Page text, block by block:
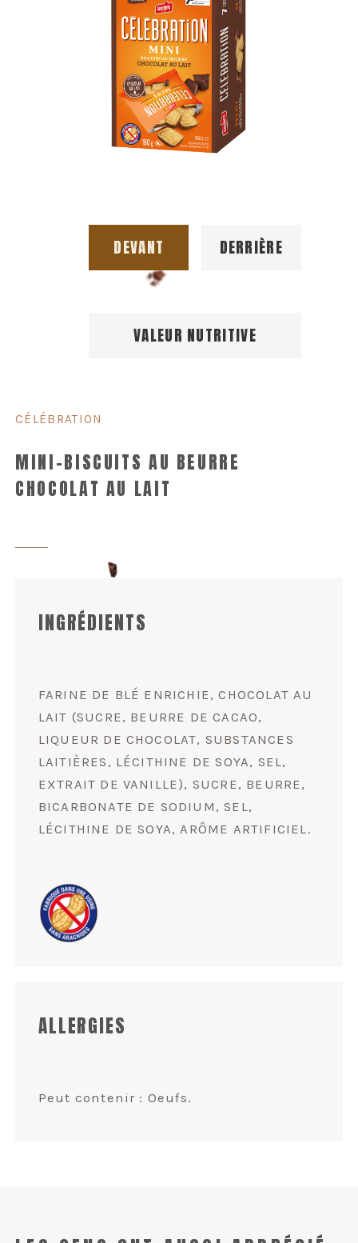
DEVANT DERRIÈRE
VALEUR NUTRITIVE
CÉLÉBRATION
MINI-BISCUITS AU BEURRE
CHOCOLAT AU LAIT
INGRÉDIENTS
FARINE DE BLÉ ENRICHIE, CHOCOLAT AU
LAIT (SUCRE, BEURRE DE CACAO,
LIQUEUR DE CHOCOLAT, SUBSTANCES
LAITIÈRES, LÉCITHINE DE SOYA, SEL,
EXTRAIT DE VANILLE), SUCRE, BEURRE,
BICARBONATE DE SODIUM, SEL,
LÉCITHINE DE SOYA, ARÔME ARTIFICIEL.
ALLERGIES
Peut contenir : Oeufs.